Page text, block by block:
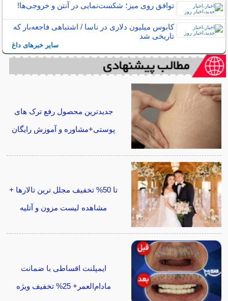
توافق روی میز؛ شکست‌نمایی در آنتن و خروجی‌ها!
کابوس میلیون دلاری در ناسا / اشتباهی فاجعه‌بار که
تاریخی شد
سایر خبرهای داغ
جدیدترین محصول رفع ترک های
پوستی+مشاوره و آموزش رایگان
تا 50% تخفیف مجلل ترین تالارها +
مشاهده لیست مزون و آتلیه
ایمپلنت اقساطی با ضمانت
مادام‌العمر+ 25% تخفیف ویژه